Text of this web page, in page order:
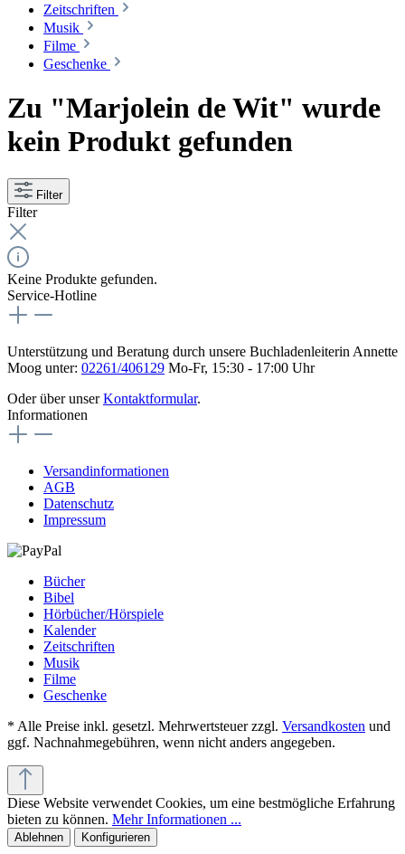
Zeitschriften
Musik
Filme
Geschenke
Zu "Marjolein de Wit" wurde
kein Produkt gefunden
Filter
Filter
Keine Produkte gefunden.
Service-Hotline
Unterstützung und Beratung durch unsere Buchladenleiterin Annette
Moog unter: 02261/406129 Mo-Fr, 15:30 - 17:00 Uhr
Oder über unserKontaktformular.
Informationen
Versandinformationen
AGB
Datenschutz
Impressum
Bücher
Bibel
Hörbücher/Hörspiele
Kalender
Zeitschriften
Musik
Filme
Geschenke
* Alle Preise inkl. gesetzl. Mehrwertsteuer zzgl. Versandkosten und
ggf. Nachnahmegebühren, wenn nicht anders angegeben.
Diese Website verwendet Cookies, um eine bestmögliche Erfahrung
bieten zu können. Mehr Informationen ...
Ablehnen Konfigurieren